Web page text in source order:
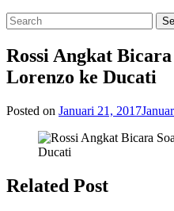
Rossi Angkat
Lorenzo ke Ducati
Posted on Januari 21, 2017
Related Post